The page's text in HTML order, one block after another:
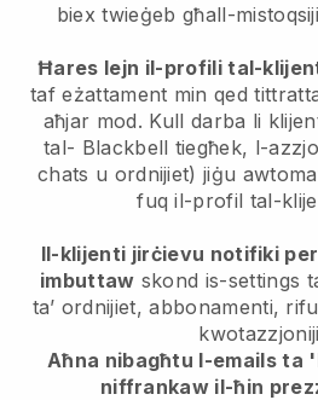
biex twieġeb għall-
Ħares lejn il-profili tal-
taf eżattament min qed
aħjar mod. Kull darba li
tal- Blackbell tiegħek, l-
chats u ordnijiet) jiġu
fuq il-profil tal-
Il-klijenti jirċievu notifiki
imbuttaw skond is-settings
ta’ ordnijiet, abbonamenti,
Aħna nibagħtu l-emails ta
niffrankaw il-ħin